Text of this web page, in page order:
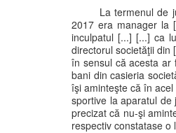
La termenul de
2017 era manager la
inculpatul [...] [...] ca
directorul societăţii din
în sensul că acesta ar
bani din casieria
îşi aminteşte că în
sportive la aparatul
precizat că nu-şi
respectiv constatase o